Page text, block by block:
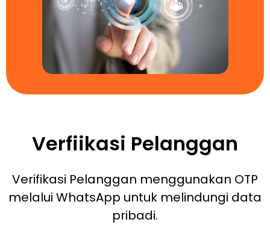
Verfiikasi Pelanggan
Verifikasi Pelanggan menggunakan OTP
melalui WhatsApp untuk melindungi data
pribadi.